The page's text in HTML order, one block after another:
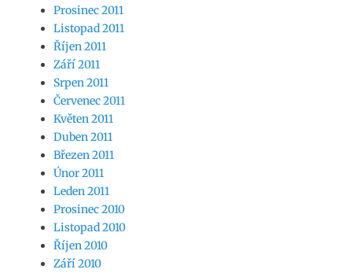
Prosinec 2011
Listopad 2011
Říjen 2011
Září 2011
Srpen 2011
Červenec 2011
Květen 2011
Duben 2011
Březen 2011
Únor 2011
Leden 2011
Prosinec 2010
Listopad 2010
Říjen 2010
Září 2010